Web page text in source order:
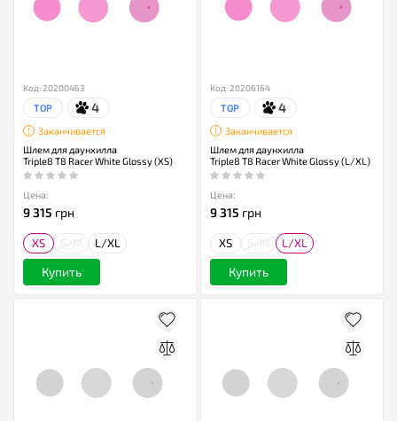
Код: 20200463
TOP 4
Заканчивается
Шлем для даунхилла
Triple8 T8 Racer White Glossy (XS)
Цена:
9 315 грн
XS L/XL
Купить
Код: 20206164
TOP 4
Заканчивается
Шлем для даунхилла
Triple8 T8 Racer White Glossy (L/XL)
Цена:
9 315 грн
XS L/XL
Купить